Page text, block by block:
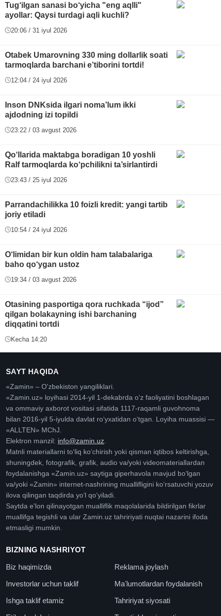
Tug‘ilgan sanasi bo‘yicha "eng aqlli"
ayollar: Qaysi turdagi aqli kuchli?
20:06 / 31 iyul 2026
Otabek Umarovning 330 ming dollarlik soati
tarmoqlarda barchani e’tiborini tortdi!
12:04 / 24 iyul 2026
Inson DNKsida ilgari noma’lum ikki
ajdodning izi topildi
23:22 / 03 avgust 2026
Qo‘llarida maktabga boradigan 10 yoshli
Ralf tarmoqlarda ko‘pchilikni ta’sirlantirdi
23:43 / 25 iyul 2026
Parrandachilikka 10 foizli kredit: yangi tartib
joriy etiladi
10:54 / 24 iyul 2026
O‘limidan bir kun oldin ham talabalariga
baho qo‘ygan ustoz
19:34 / 03 avgust 2026
Otasining pasportiga qora ruchkada “ijod”
qilgan bolakayning ishi barchaning
diqqatini tortdi
Kecha 14:20
SAYT HAQIDA
«Zamin» – O'zbekiston yangiliklari.
«Zamin.uz» loyihasi 2014-yil 1-dekabrda oʻz faoliyatini boshlagan
va ommaviy axborot vositasi sifatida 1117-raqamli guvohnoma
bilan 2016-yil 5-iyulda davlat roʻyxatidan oʻtgan. Loyiha muassisi —
«ALLTEN» MChJ.
Elektron manzil: info@zamin.uz
Matnli materiallarni toʻliq koʻchirish yoki qisman iqtibos keltirishga,
shuningdek, fotografik, grafik, audio va/yoki videomateriallardan
foydalanishga «Zamin.uz» saytiga giperhavola mavjud boʻlgan
va/yoki «Zamin» internet-nashrining muallifligini koʻrsatuvchi yozuv
ilova qilingan taqdirda yoʻl qoʻyiladi.
Saytda e'lon qilinayotgan mualliflik maqolalarida bildirilgan fikrlar
muallifga tegishli va ular Zamin.uz tahririyati nuqtai nazarini ifoda
etmasligi mumkin.
BIZNING NASHRIYOT
Biz haqimizda
Reklama joylash
Investorlar uchun taklif
Maʼlumotlardan foydalanish
Ishga taklif etamiz
Tahririyat siyosati